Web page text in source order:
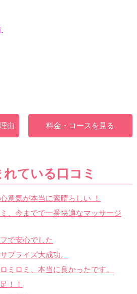
由 料金・コースを見る
れている口コミ
意気が本当に素晴らしい ！
、今までで一番快適なマッサージ
で安心でした
プライズ大成功。
ミロミ、本当に良かったです。
！！